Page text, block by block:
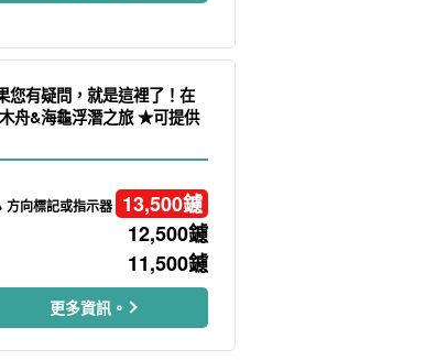
您有疑問，就是這裡了！在
舟&海龜浮潛之旅 ★可提供
向標記或指示器 13,500鑢
12,500鑢
11,500鑢
更多資訊。